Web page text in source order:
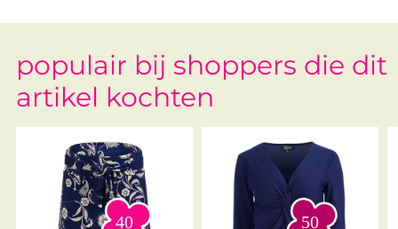
populair bij shoppers die dit
artikel kochten